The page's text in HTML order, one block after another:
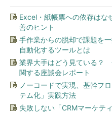
Excel・紙帳票への依存は
善のヒント
手作業からの脱却で課題を
自動化するツールとは
業界大手はどう見ている？
関する座談会レポート
ノーコードで実現、基幹フ
テム化」実践方法
失敗しない「CRMマーケテ